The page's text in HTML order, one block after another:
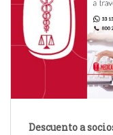
Descuento a